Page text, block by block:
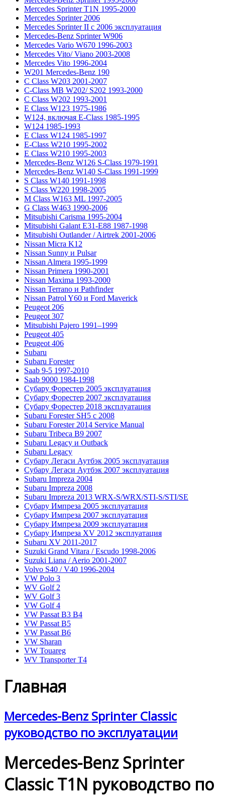
Mercedes Sprinter T1N 1995-2000
Mercedes Sprinter 2006
Mercedes Sprinter II с 2006 эксплуатация
Mercedes-Benz Sprinter W906
Mercedes Vario W670 1996-2003
Mercedes Vito/ Viano 2003-2008
Mercedes Vito 1996-2004
W201 Mercedes-Benz 190
C Class W203 2001-2007
C-Class MB W202/ S202 1993-2000
C Class W202 1993-2001
E Class W123 1975-1986
W124, включая E-Class 1985-1995
W124 1985-1993
E Class W124 1985-1997
E-Class W210 1995-2002
E Class W210 1995-2003
Mercedes-Benz W126 S-Class 1979-1991
Mercedes-Benz W140 S-Class 1991-1999
S Class W140 1991-1998
S Class W220 1998-2005
M Class W163 ML 1997-2005
G Class W463 1990-2006
Mitsubishi Carisma 1995-2004
Mitsubishi Galant E31-E88 1987-1998
Mitsubishi Outlander / Airtrek 2001-2006
Nissan Micra K12
Nissan Sunny и Pulsar
Nissan Almera 1995-1999
Nissan Primera 1990-2001
Nissan Maxima 1993-2000
Nissan Terrano и Pathfinder
Nissan Patrol Y60 и Ford Maverick
Peugeot 206
Peugeot 307
Mitsubishi Pajero 1991–1999
Peugeot 405
Peugeot 406
Subaru
Subaru Forester
Saab 9-5 1997-2010
Saab 9000 1984-1998
Субару Форестер 2005 эксплуатация
Субару Форестер 2007 эксплуатация
Субару Форестер 2018 эксплуатация
Subaru Forester SH5 с 2008
Subaru Forester 2014 Service Manual
Subaru Tribeca В9 2007
Subaru Legacy и Outback
Subaru Legacy
Субару Легаси Аутбэк 2005 эксплуатация
Субару Легаси Аутбэк 2007 эксплуатация
Subaru Impreza 2004
Subaru Impreza 2008
Subaru Impreza 2013 WRX-S/WRX/STI-S/STI/SE
Субару Импреза 2005 эксплуатация
Субару Импреза 2007 эксплуатация
Субару Импреза 2009 эксплуатация
Субару Импреза XV 2012 эксплуатация
Subaru XV 2011-2017
Suzuki Grand Vitara / Escudo 1998-2006
Suzuki Liana / Aerio 2001-2007
Volvo S40 / V40 1996-2004
VW Polo 3
WV Golf 2
WV Golf 3
VW Golf 4
VW Passat B3 B4
VW Passat B5
VW Passat B6
VW Sharan
VW Touareg
WV Transporter T4
Главная
Mercedes-Benz Sprinter Classic
руководство по эксплуатации
Mercedes-Benz Sprinter
Classic T1N руководство по